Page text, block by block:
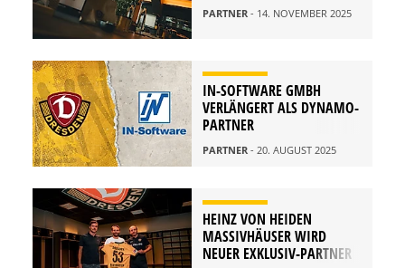
PARTNER - 14. NOVEMBER 2025
IN-SOFTWARE GMBH
VERLÄNGERT ALS DYNAMO-
PARTNER
PARTNER - 20. AUGUST 2025
HEINZ VON HEIDEN
MASSIVHÄUSER WIRD
NEUER EXKLUSIV-PARTNER